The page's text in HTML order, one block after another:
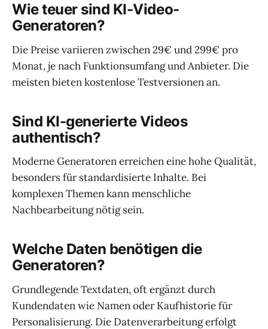
Wie teuer sind KI-Video-
Generatoren?
Die Preise variieren zwischen 29€ und 299€ pro
Monat, je nach Funktionsumfang und Anbieter. Die
meisten bieten kostenlose Testversionen an.
Sind KI-generierte Videos
authentisch?
Moderne Generatoren erreichen eine hohe Qualität,
besonders für standardisierte Inhalte. Bei
komplexen Themen kann menschliche
Nachbearbeitung nötig sein.
Welche Daten benötigen die
Generatoren?
Grundlegende Textdaten, oft ergänzt durch
Kundendaten wie Namen oder Kaufhistorie für
Personalisierung. Die Datenverarbeitung erfolgt